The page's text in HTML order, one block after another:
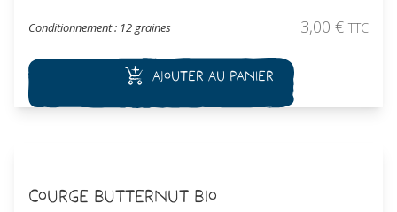
léger rétrécissement au milieu. L'épiderme est de couleur verte
puis ocre moucheté à maturité complète. La maturation est
orange foncé est ferme et savoureuse.
Conditionnement : 12 graines 3,00 € TTC
Ajouter au panier
Courge Butternut Bio